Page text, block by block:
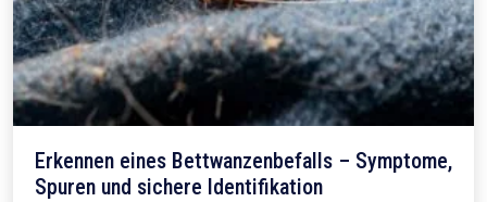
Erkennen eines Bettwanzenbefalls – Symptome,
Spuren und sichere Identifikation